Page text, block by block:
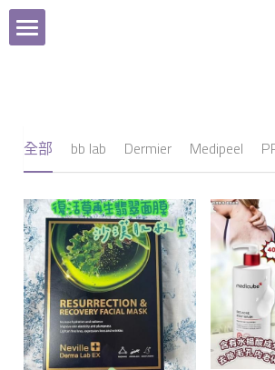
bb lab
Dermier
Medipeel
PPaebar
Facebook
登錄
全部 bb lab Dermier Medipeel